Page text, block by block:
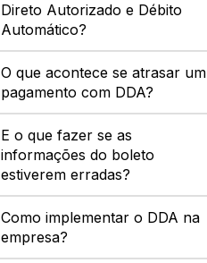
Direto Autorizado e Débito
Automático?
O que acontece se atrasar um
pagamento com DDA?
E o que fazer se as
informações do boleto
estiverem erradas?
Como implementar o DDA na
empresa?